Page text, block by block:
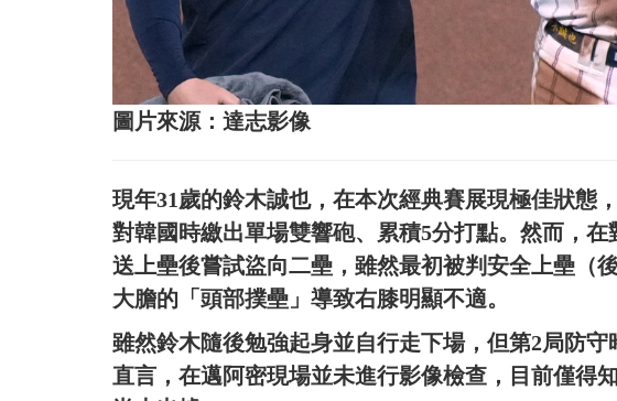
圖片來源：達志影像
現年31歲的鈴木誠也，在本次經典賽展現極佳狀態
對韓國時繳出單場雙響砲、累積5分打點。然而，
送上壘後嘗試盜向二壘，雖然最初被判安全上壘（
大膽的「頭部撲壘」導致右膝明顯不適。
雖然鈴木隨後勉強起身並自行走下場，但第2局防
直言，在邁阿密現場並未進行影像檢查，目前僅得